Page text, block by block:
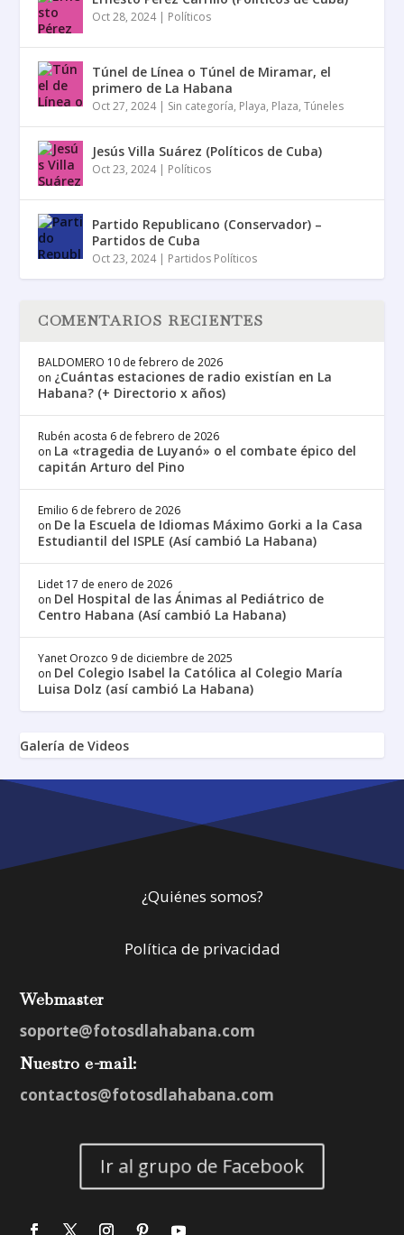
Oct 28, 2024| Políticos
Túnel de Línea o Túnel de Miramar, el
primero de La Habana
Oct 27, 2024| Sin categoría, Playa, Plaza,Túneles
Jesús Villa Suárez (Políticos de Cuba)
Oct 23, 2024| Políticos
Partido Republicano (Conservador) –
Partidos de Cuba
Oct 23, 2024| Partidos Políticos
COMENTARIOS RECIENTES
BALDOMERO 10 de febrero de 2026
on ¿Cuántas estaciones de radio existían en La
Habana? (+ Directorio x años)
Rubén acosta 6 de febrero de 2026
on La «tragedia de Luyanó» o el combate épico del
capitán Arturo del Pino
Emilio 6 de febrero de 2026
on De la Escuela de Idiomas Máximo Gorki a la Casa
Estudiantil del ISPLE (Así cambió La Habana)
Lidet 17 de enero de 2026
on Del Hospital de las Ánimas al Pediátrico de
Centro Habana (Así cambió La Habana)
Yanet Orozco 9 de diciembre de 2025
on Del Colegio Isabel la Católica al Colegio María
Luisa Dolz (así cambió La Habana)
Galería de Videos
¿Quiénes somos?
Política de privacidad
Webmaster
soporte@fotosdlahabana.com
Nuestro e-mail:
contactos@fotosdlahabana.com
Ir al grupo de Facebook